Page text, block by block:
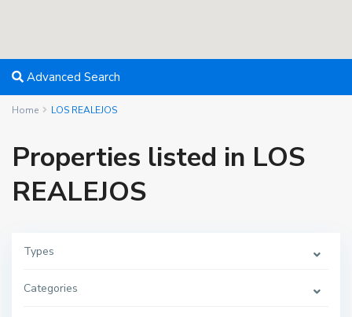
Advanced Search
Home LOS REALEJOS
Properties listed in LOS
REALEJOS
Types
Categories